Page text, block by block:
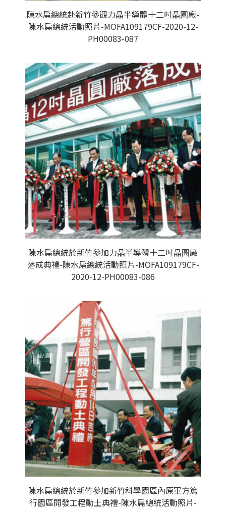
陳水扁總統赴新竹參觀力晶半導體十二吋晶圓廠-
陳水扁總統活動照片-MOFA109179CF-2020-12-
PH00083-087
陳水扁總統於新竹參加力晶半導體十二吋晶圓廠
落成典禮-陳水扁總統活動照片-MOFA109179CF-
2020-12-PH00083-086
陳水扁總統於新竹參加新竹科學園區內原軍方篤
行園區開發工程動土典禮-陳水扁總統活動照片-